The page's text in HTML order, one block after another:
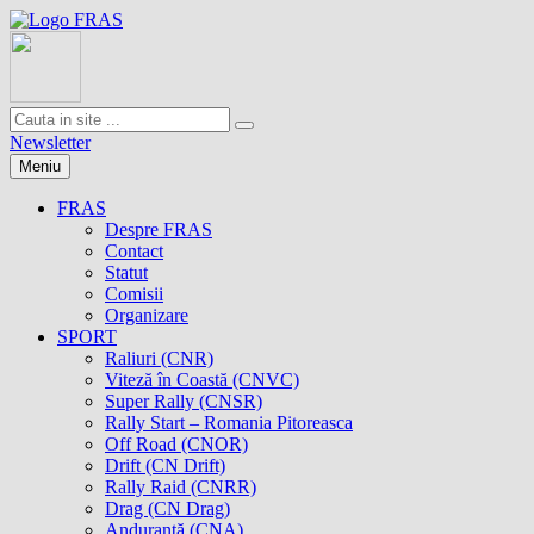
Newsletter
Meniu
FRAS
Despre FRAS
Contact
Statut
Comisii
Organizare
SPORT
Raliuri (CNR)
Viteză în Coastă (CNVC)
Super Rally (CNSR)
Rally Start – Romania Pitoreasca
Off Road (CNOR)
Drift (CN Drift)
Rally Raid (CNRR)
Drag (CN Drag)
Anduranţă (CNA)